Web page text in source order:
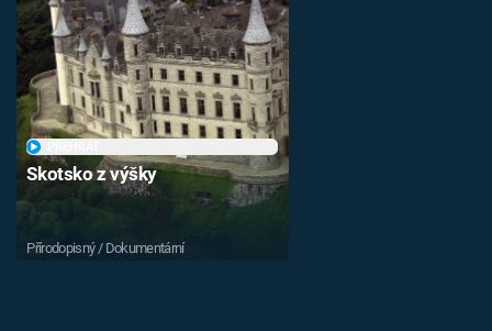
Skotsko z výšky
Přírodopisný / Dokumentární